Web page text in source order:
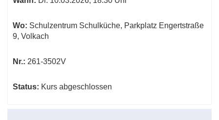
Wo: Schulzentrum Schulküche, Parkplatz Engertstraße
9, Volkach
Nr.: 261-3502V
Status: Kurs abgeschlossen